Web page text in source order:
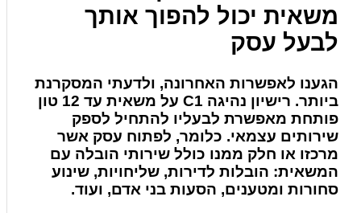
משאית יכול להפוך אותך
לבעל עסק
הגענו לאפשרות האחרונה, ולדעתי המסקרנת
ביותר. רישיון נהיגה C1 על משאית עד 12 טון
פותחת מאפשרת לבעליו להתחיל לספק
שירותים עצמאי. כלומר, לפתוח עסק אשר
מרכזו או חלק ממנו כולל שירותי הובלה עם
המשאית: הובלות לדירות, שליחויות, שינוע
סחורות ומטענים, הסעות בני אדם, ועוד.